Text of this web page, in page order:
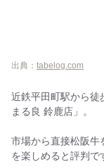
出典： tabelog.com
近鉄平田町駅から徒
まる良 鈴鹿店」。
市場から直接松阪牛
を楽しめると評判で